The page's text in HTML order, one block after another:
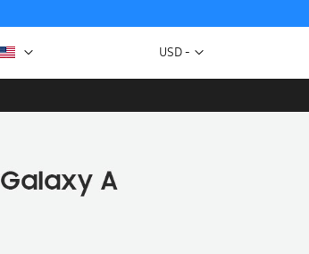
Moneda
USD -